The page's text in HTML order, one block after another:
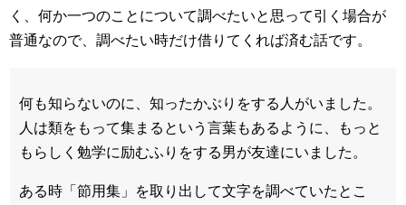
く、何か一つのことについて調べたいと思って引く場合が
普通なので、調べたい時だけ借りてくれば済む話です。
何も知らないのに、知ったかぶりをする人がいました。
人は類をもって集まるという言葉もあるように、もっと
もらしく勉学に励むふりをする男が友達にいました。
ある時「節用集」を取り出して文字を調べていたとこ